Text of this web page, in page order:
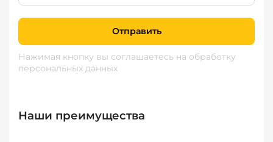
Отправить
Нажимая кнопку вы соглашаетесь на обработку
персональных данных
Наши преимущества